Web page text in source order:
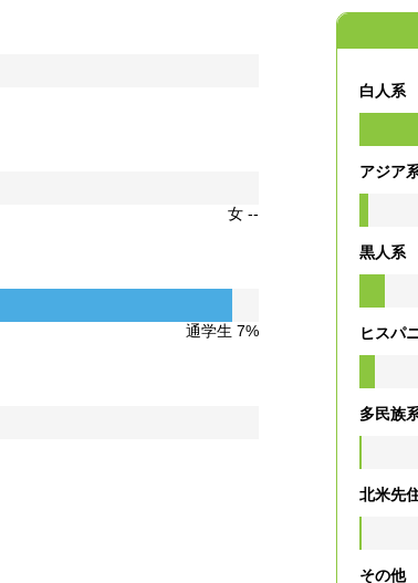
女 --
通学生 7%
白人系
アジア
黒人系
ヒスパ
多民族
北米先
その他